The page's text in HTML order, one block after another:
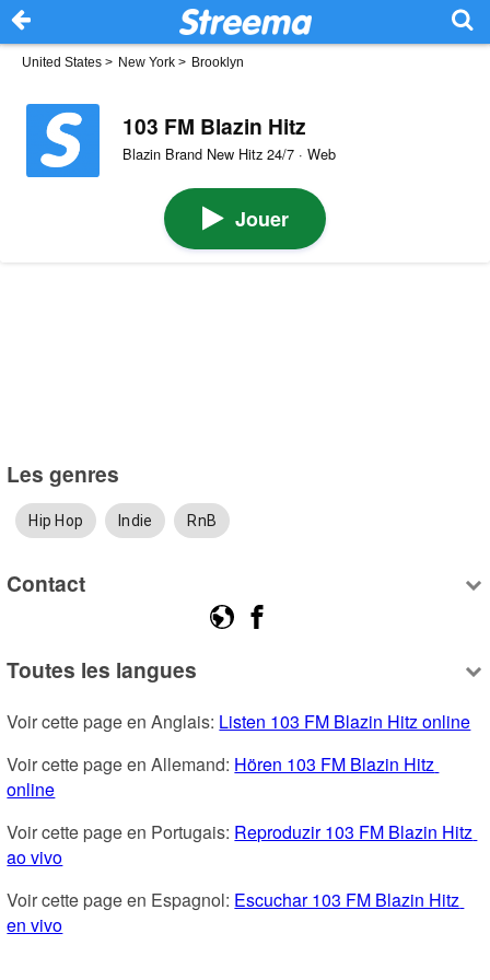
United States > New York > Brooklyn
103 FM Blazin Hitz
Blazin Brand New Hitz 24/7 · Web
Jouer
Les genres
Hip Hop Indie RnB
Contact
Toutes les langues
Voir cette page en Anglais: Listen 103 FM Blazin Hitz online
Voir cette page en Allemand: Hören 103 FM Blazin Hitz
online
Voir cette page en Portugais: Reproduzir 103 FM Blazin Hitz
ao vivo
Voir cette page en Espagnol: Escuchar 103 FM Blazin Hitz
en vivo